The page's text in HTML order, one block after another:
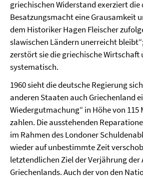
griechischen Widerstand exerziert die
Besatzungsmacht eine Grausamkeit
dem Historiker Hagen Fleischer
slawischen Ländern unerreicht
zerstört sie die griechische
systematisch.
1960 sieht die deutsche Regierung
anderen Staaten auch Griechenland
Wiedergutmachung“ in Höhe von 115
zahlen. Die ausstehenden
im Rahmen des Londoner
wieder auf unbestimmte Zeit
letztendlichen Ziel der Verjährung der
Griechenlands. Auch der von den